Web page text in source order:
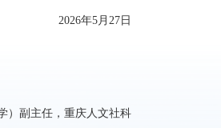
2026年5月27日
）副主任，重庆人文社科